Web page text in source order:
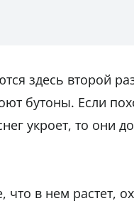
здесь второй
бутоны. Если
укроет, то они
в нем растет,